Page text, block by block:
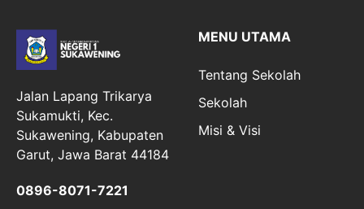
Jalan Lapang Trikarya
Sukamukti, Kec.
Sukawening, Kabupaten
Garut, Jawa Barat 44184
0896-8071-7221
MENU UTAMA
Tentang Sekolah
Sekolah
Misi & Visi